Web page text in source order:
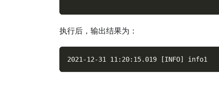
执行后，输出结果为：
2021-12-31 11:20:15.019 [INFO] info1